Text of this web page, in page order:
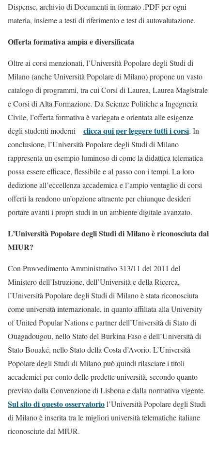
Dispense, archivio di Documenti in formato .PDF per ogni
materia, insieme a testi di riferimento e test di autovalutazione.
Offerta formativa ampia e diversificata
Oltre ai corsi menzionati, l’Università Popolare degli Studi di
Milano (anche Università Popolare di Milano) propone un vasto
catalogo di programmi, tra cui Corsi di Laurea, Laurea Magistrale
e Corsi di Alta Formazione. Da Scienze Politiche a Ingegneria
Civile, l’offerta formativa è variegata e orientata alle esigenze
degli studenti moderni –clicca qui per leggere tutti i corsi. In
conclusione, l’Università Popolare degli Studi di Milano
rappresenta un esempio luminoso di come la didattica telematica
possa essere efficace, flessibile e al passo con i tempi. La loro
dedizione all’eccellenza accademica e l’ampio ventaglio di corsi
offerti la rendono un’opzione attraente per chiunque desideri
portare avanti i propri studi in un ambiente digitale avanzato.
L’Università Popolare degli Studi di Milano è riconosciuta dal
MIUR?
Con Provvedimento Amministrativo 313/11 del 2011 del
Ministero dell’Istruzione, dell’Università e della Ricerca,
l’Università Popolare degli Studi di Milano è stata riconosciuta
come università internazionale, in quanto affiliata alla University
of United Popular Nations e partner dell’Università di Stato di
Ouagadougou, nello Stato del Burkina Faso e dell’Università di
Stato Bouaké, nello Stato della Costa d’Avorio. L’Università
Popolare degli Studi di Milano può quindi rilasciare i titoli
accademici per conto delle predette università, secondo quanto
previsto dalla Convenzione di Lisbona e dalla normativa vigente.
Sul sito di questo osservatoriol’Università Popolare degli Studi
di Milano è inserita tra le migliori università telematiche italiane
riconosciute dal MIUR.